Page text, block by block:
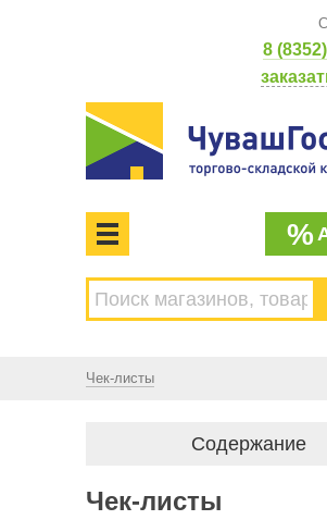
8
МЕНЮ
%
Чек-листы
Содержание
Чек-листы